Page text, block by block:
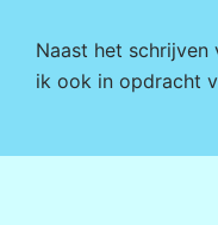
Naast het schrijven
ik ook in opdracht